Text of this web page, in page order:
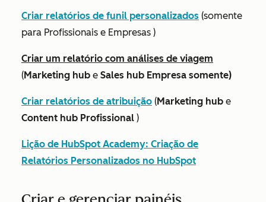
Criar relatórios de funil personalizados (somente
para Profissionais e Empresas )
Criar um relatório com análises de viagem
(Marketing hub e Sales hub Empresa somente)
Criar relatórios de atribuição (Marketing hub e
Content hub Profissional )
Lição de HubSpot Academy: Criação de
Relatórios Personalizados no HubSpot